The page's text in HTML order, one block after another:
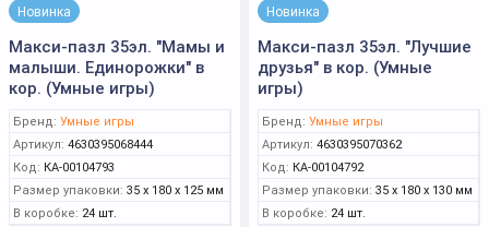
Новинка
Макси-пазл 35эл. "Мамы и
малыши. Единорожки" в
кор. (Умные игры)
Бренд: Умные игры
Артикул: 4630395068444
Код: КА-00104793
Размер упаковки: 35 x 180 x 125 мм
В коробке: 24 шт.
Новинка
Макси-пазл 35эл. "Лучшие
друзья" в кор. (Умные
игры)
Бренд: Умные игры
Артикул: 4630395070362
Код: КА-00104792
Размер упаковки: 35 x 180 x 130 мм
В коробке: 24 шт.